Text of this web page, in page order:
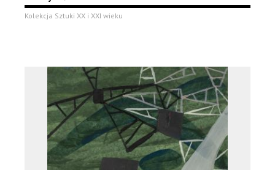
Kolekcja Sztuki XX i XXI wieku